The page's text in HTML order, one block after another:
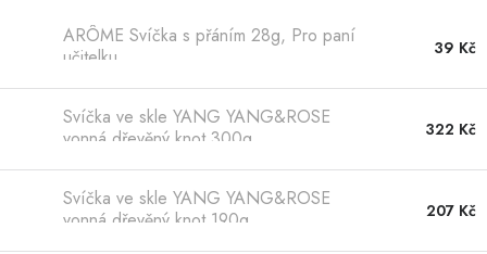
Chovatelské potřeby
Novinky
ARÔME Svíčka s přáním 28g, Pro paní
učitelku
39 Kč
Svíčka ve skle YANG YANG&ROSE
vonná dřevěný knot 300g
322 Kč
Svíčka ve skle YANG YANG&ROSE
vonná dřevěný knot 190g
207 Kč